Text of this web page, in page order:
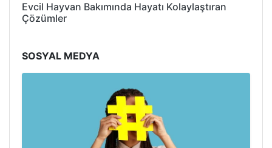
Evcil Hayvan Bakımında Hayatı Kolaylaştıran
Çözümler
SOSYAL MEDYA